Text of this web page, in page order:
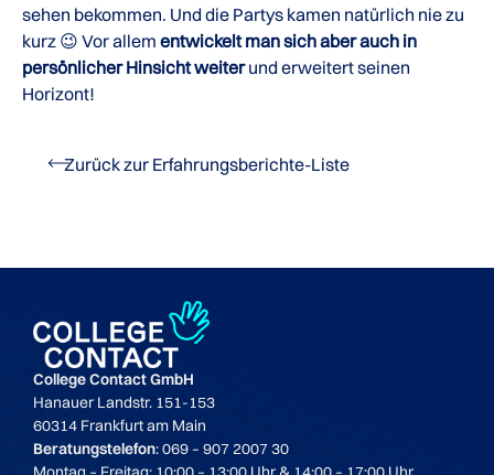
sehen bekommen. Und die Partys kamen natürlich nie zu
kurz 😉 Vor allem entwickelt man sich aber auch in
persönlicher Hinsicht weiterund erweitert seinen
Horizont!
Zurück zur Erfahrungsberichte-Liste
College Contact GmbH
Hanauer Landstr. 151-153
60314 Frankfurt am Main
Beratungstelefon: 069 – 907 2007 30